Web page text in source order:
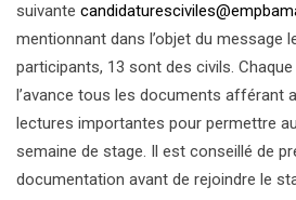
suivante
mentionnant dans l’objet du message
participants, 13 sont des civils.
l’avance tous les documents afférant
lectures importantes pour permettre
semaine de stage. Il est conseillé de
documentation avant de rejoindre le